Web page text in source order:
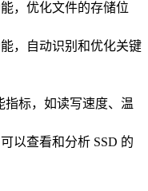
，优化文件的存储位
，自动识别和优化关键
指标，如读写速度、温
以查看和分析 SSD 的